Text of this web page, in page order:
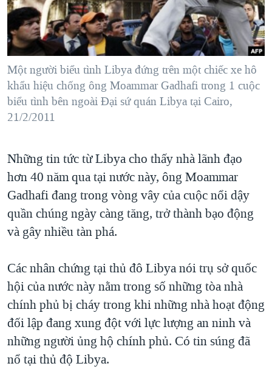
"Tìm"NGƯỜI VIỆT HẢI NGOẠI
ĐỜI SỐNG
KINH TẾ
KHOA HỌC
SỨC KHOẺ
VĂN HOÁ
GIÁO DỤC
TẠI
HÀNH TRÌNH BẦU CỬ 2024
MỘT NĂM CHIẾN TRANH TẠI DẢI GAZA
GIẢI MÃ VÀNH ĐAI & CON ĐƯỜNG
NGÀY TỊ NẠN THẾ GIỚI
TRỊNH VĨNH BÌNH - NGƯỜI HẠ 'BÊN THẮNG CUỘC'
CHI PHÍ CHIẾN TRANH AFGHANISTAN
CÁC GIÁ TRỊ CỘNG HÒA Ở VIỆT NAM
THƯỢNG ĐỈNH TRUMP-KIM TẠI VIỆT NAM
TRỊNH VĨNH BÌNH VS. CHÍNH PHỦ VIỆT NAM
BÊN KIA QUỐC LỘ: TIẾNG VỌNG TỪ NÔNG THÔN MỸ
QUAN HỆ VIỆT MỸ
VIDEO
NGHE
MẠNG XÃ HỘI
Ngôn ngữ khác
Một người biểu tình Libya đứng trên một chiếc xe hô
khẩu hiệu chống ông Moammar Gadhafi trong 1 cuộc
biểu tình bên ngoài Đại sứ quán Libya tại Cairo,
21/2/2011
Những tin tức từ Libya cho thấy nhà lãnh đạo
hơn 40 năm qua tại nước này, ông Moammar
Gadhafi đang trong vòng vây của cuộc nổi dậy
quần chúng ngày càng tăng, trở thành bạo động
và gây nhiều tàn phá.
Các nhân chứng tại thủ đô Libya nói trụ sở quốc
hội của nước này nằm trong số những tòa nhà
chính phủ bị cháy trong khi những nhà hoạt động
đối lập đang xung đột với lực lượng an ninh và
những người ủng hộ chính phủ. Có tin súng đã
nổ tại thủ độ Libya.